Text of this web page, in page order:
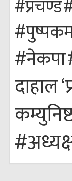
#प्रचण्ड
#नेकपा
दाहाल